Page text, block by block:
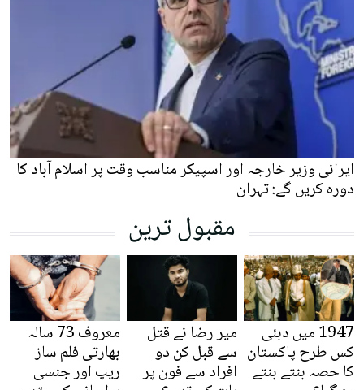
ایرانی وزیر خارجہ اور اسپیکر مناسب وقت پر اسلام آباد کا
دورہ کریں گے: تہران
مقبول ترین
1947 میں دبئی
کس طرح پاکستان
کا حصہ بنتے بنتے
میر رضا نے قتل
سے قبل کن دو
افراد سے فون پر
معروف 73 سالہ
بھارتی فلم ساز
ریپ اور جنسی